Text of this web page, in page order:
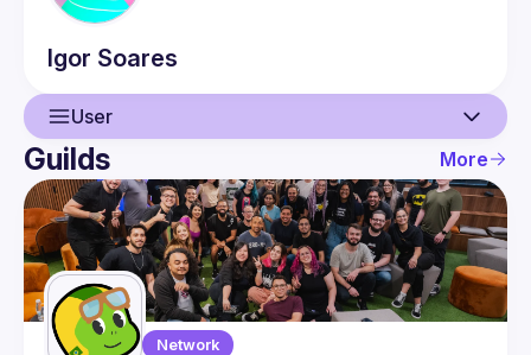
Igor Soares
User
User
Events
Guilds
Guilds More
Network